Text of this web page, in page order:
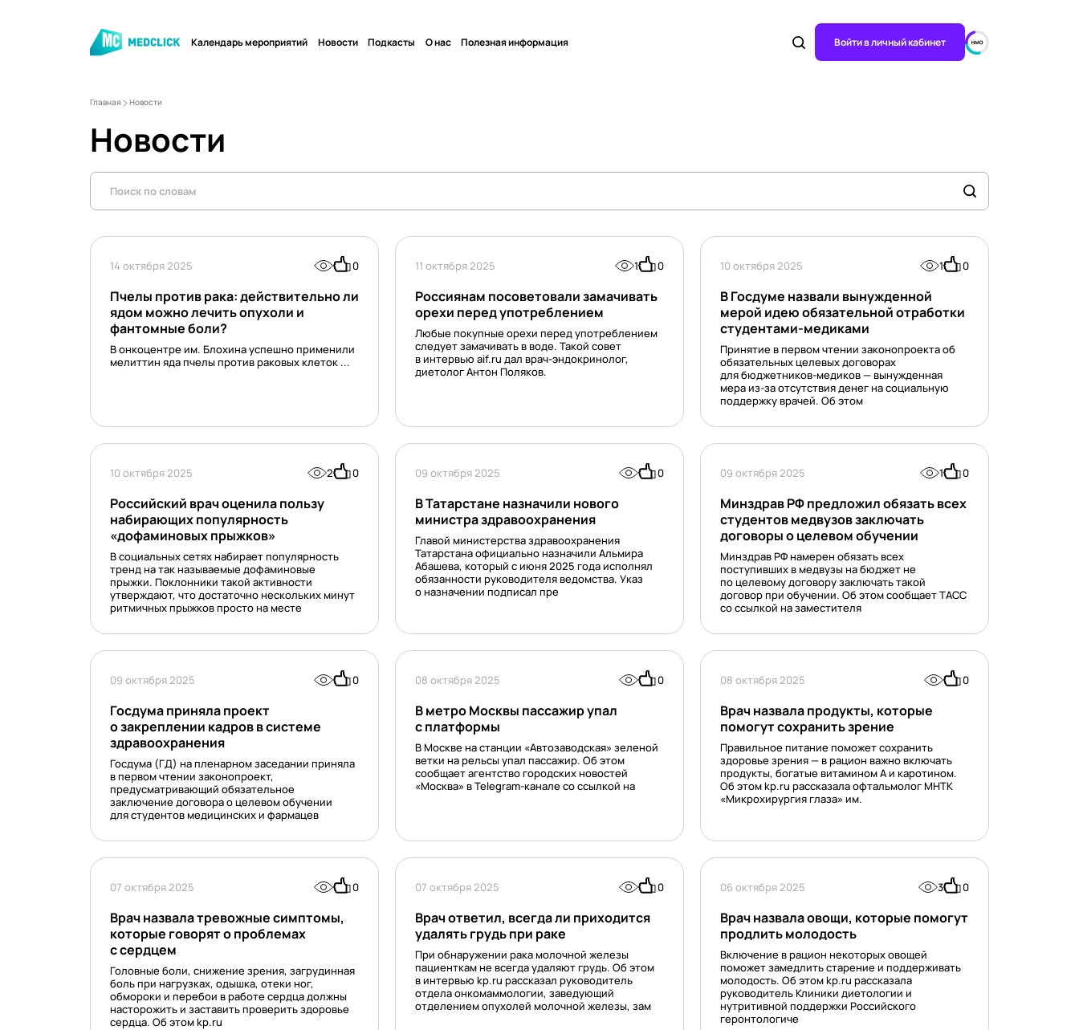
Календарь мероприятий Новости Подкасты О нас Полезная информация Войти в личный кабинет
Главная Новости
Новости
14 октября 2025 0
Пчелы против рака: действительно ли
ядом можно лечить опухоли и
фантомные боли?
В онкоцентре им. Блохина успешно применили
мелиттин яда пчелы против раковых клеток ...
11 октября 2025 1 0
Россиянам посоветовали замачивать
орехи перед употреблением
Любые покупные орехи перед употреблением
следует замачивать в воде. Такой совет
в интервью aif.ru дал врач-эндокринолог,
диетолог Антон Поляков.
10 октября 2025 1 0
В Госдуме назвали вынужденной
мерой идею обязательной отработки
студентами-медиками
Принятие в первом чтении законопроекта об
обязательных целевых договорах
для бюджетников-медиков — вынужденная
мера из-за отсутствия денег на социальную
поддержку врачей. Об этом
10 октября 2025 2 0
Российский врач оценила пользу
набирающих популярность
«дофаминовых прыжков»
В социальных сетях набирает популярность
тренд на так называемые дофаминовые
прыжки. Поклонники такой активности
утверждают, что достаточно нескольких минут
ритмичных прыжков просто на месте
09 октября 2025 0
В Татарстане назначили нового
министра здравоохранения
Главой министерства здравоохранения
Татарстана официально назначили Альмира
Абашева, который с июня 2025 года исполнял
обязанности руководителя ведомства. Указ
о назначении подписал пре
09 октября 2025 1 0
Минздрав РФ предложил обязать всех
студентов медвузов заключать
договоры о целевом обучении
Минздрав РФ намерен обязать всех
поступивших в медвузы на бюджет не
по целевому договору заключать такой
договор при обучении. Об этом сообщает ТАСС
со ссылкой на заместителя
09 октября 2025 0
Госдума приняла проект
о закреплении кадров в системе
здравоохранения
Госдума (ГД) на пленарном заседании приняла
в первом чтении законопроект,
предусматривающий обязательное
заключение договора о целевом обучении
для студентов медицинских и фармацев
08 октября 2025 0
В метро Москвы пассажир упал
с платформы
В Москве на станции «Автозаводская» зеленой
ветки на рельсы упал пассажир. Об этом
сообщает агентство городских новостей
«Москва» в Telegram-канале со ссылкой на
08 октября 2025 0
Врач назвала продукты, которые
помогут сохранить зрение
Правильное питание поможет сохранить
здоровье зрения — в рацион важно включать
продукты, богатые витамином А и каротином.
Об этом kp.ru рассказала офтальмолог МНТК
«Микрохирургия глаза» им.
07 октября 2025 0
Врач назвала тревожные симптомы,
которые говорят о проблемах
с сердцем
Головные боли, снижение зрения, загрудинная
боль при нагрузках, одышка, отеки ног,
обмороки и перебои в работе сердца должны
насторожить и заставить проверить здоровье
сердца. Об этом kp.ru
07 октября 2025 0
Врач ответил, всегда ли приходится
удалять грудь при раке
При обнаружении рака молочной железы
пациенткам не всегда удаляют грудь. Об этом
в интервью kp.ru рассказал руководитель
отдела онкомаммологии, заведующий
отделением опухолей молочной железы, зам
06 октября 2025 3 0
Врач назвала овощи, которые помогут
продлить молодость
Включение в рацион некоторых овощей
поможет замедлить старение и поддерживать
молодость. Об этом kp.ru рассказала
руководитель Клиники диетологии и
нутритивной поддержки Российского
геронтологиче